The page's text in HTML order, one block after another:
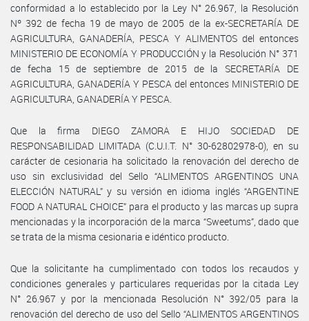
conformidad a lo establecido por la Ley N° 26.967, la Resolución
Nº 392 de fecha 19 de mayo de 2005 de la ex-SECRETARÍA DE
AGRICULTURA, GANADERÍA, PESCA Y ALIMENTOS del entonces
MINISTERIO DE ECONOMÍA Y PRODUCCIÓN y la Resolución N° 371
de fecha 15 de septiembre de 2015 de la SECRETARÍA DE
AGRICULTURA, GANADERÍA Y PESCA del entonces MINISTERIO DE
AGRICULTURA, GANADERÍA Y PESCA.
Que la firma DIEGO ZAMORA E HIJO SOCIEDAD DE
RESPONSABILIDAD LIMITADA (C.U.I.T. N° 30-62802978-0), en su
carácter de cesionaria ha solicitado la renovación del derecho de
uso sin exclusividad del Sello “ALIMENTOS ARGENTINOS UNA
ELECCIÓN NATURAL” y su versión en idioma inglés “ARGENTINE
FOOD A NATURAL CHOICE” para el producto y las marcas up supra
mencionadas y la incorporación de la marca “Sweetums”, dado que
se trata de la misma cesionaria e idéntico producto.
Que la solicitante ha cumplimentado con todos los recaudos y
condiciones generales y particulares requeridas por la citada Ley
N° 26.967 y por la mencionada Resolución N° 392/05 para la
renovación del derecho de uso del Sello “ALIMENTOS ARGENTINOS